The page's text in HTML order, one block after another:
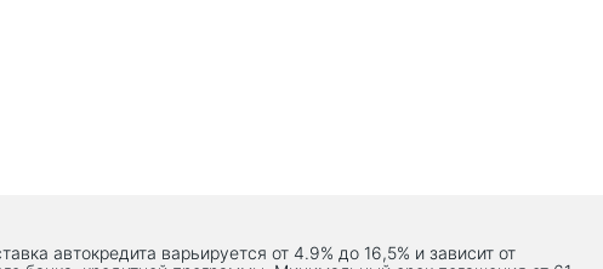
автокредита варьируется от 4.9% до 16,5% и зависит от